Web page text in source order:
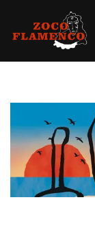
Saltar